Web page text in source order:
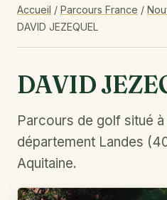
Accueil / Parcours France /
DAVID JEZEQUEL
DAVID
Parcours de golf situé
département Landes
Aquitaine.